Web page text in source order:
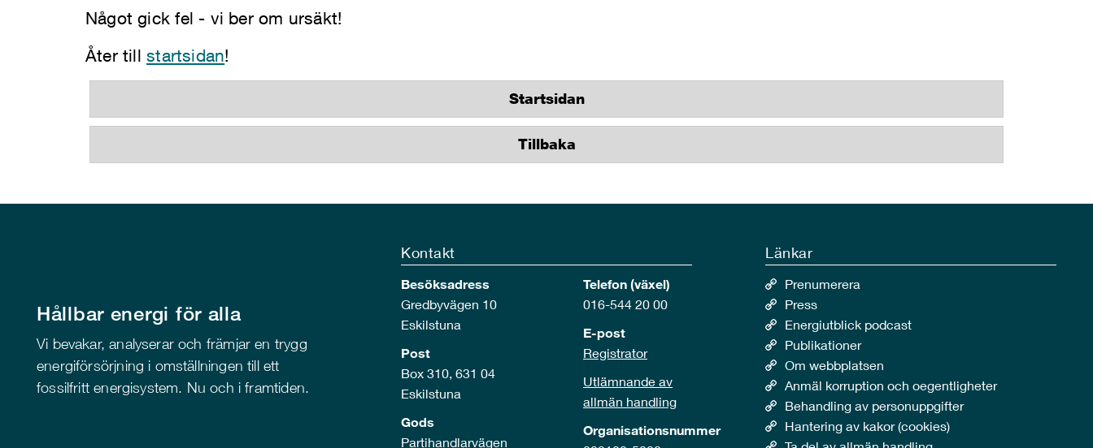
Något gick fel - vi ber om ursäkt!
Åter tillstartsidan!
Startsidan
Tillbaka
Hållbar energi för alla
Vi bevakar, analyserar och främjar en trygg
energiförsörjning i omställningen till ett
fossilfritt energisystem. Nu och i framtiden.
Kontakt
Besöksadress
Gredbyvägen 10
Eskilstuna
Post
Box 310, 631 04
Eskilstuna
Gods
Partihandlarvägen
Telefon (växel)
016-544 20 00
E-post
Registrator
Utlämnande av
allmän handling
Organisationsnummer
Länkar
Prenumerera
Press
Energiutblick podcast
Publikationer
Om webbplatsen
Anmäl korruption och oegentligheter
Behandling av personuppgifter
Hantering av kakor (cookies)